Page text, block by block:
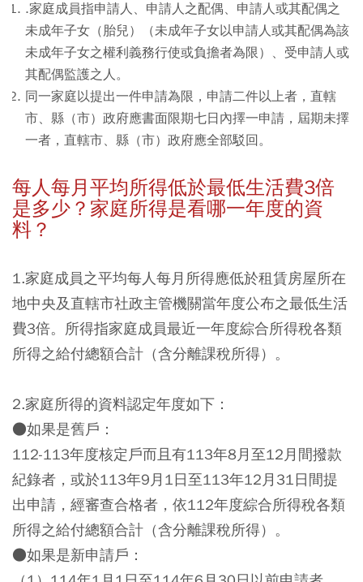
.家庭成員指申請人、申請人之配偶、申請人或其配偶之
未成年子女（胎兒）（未成年子女以申請人或其配偶為該
未成年子女之權利義務行使或負擔者為限）、受申請人或
其配偶監護之人。
同一家庭以提出一件申請為限，申請二件以上者，直轄
市、縣（市）政府應書面限期七日內擇一申請，屆期未擇
一者，直轄市、縣（市）政府應全部駁回。
每人每月平均所得低於最低生活費3倍
是多少？家庭所得是看哪一年度的資
料？
1.家庭成員之平均每人每月所得應低於租賃房屋所在
地中央及直轄市社政主管機關當年度公布之最低生活
費3倍。所得指家庭成員最近一年度綜合所得稅各類
所得之給付總額合計（含分離課稅所得）。
2.家庭所得的資料認定年度如下：
●如果是舊戶：
112-113年度核定戶而且有113年8月至12月間撥款
紀錄者，或於113年9月1日至113年12月31日間提
出申請，經審查合格者，依112年度綜合所得稅各類
所得之給付總額合計（含分離課稅所得）。
●如果是新申請戶：